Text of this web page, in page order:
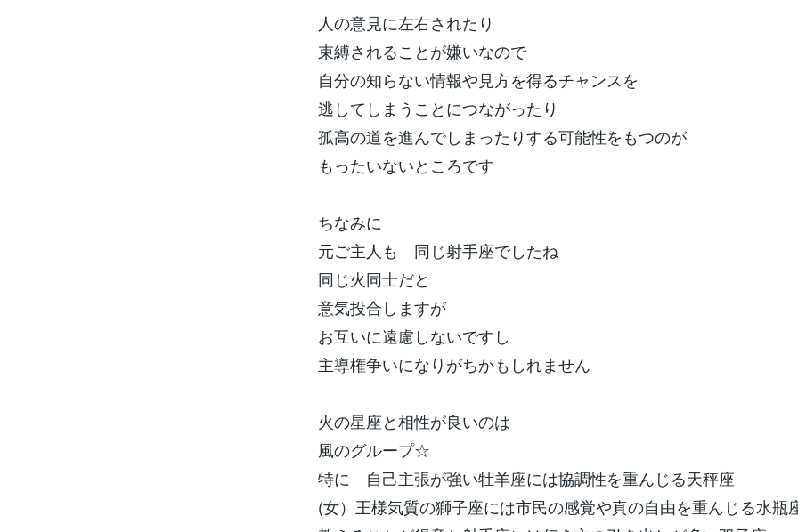
人の意見に左右されたり
束縛されることが嫌いなので
自分の知らない情報や見方を得るチャンスを
逃してしまうことにつながったり
孤高の道を進んでしまったりする可能性をもつのが
もったいないところです
ちなみに
元ご主人も 同じ射手座でしたね
同じ火同士だと
意気投合しますが
お互いに遠慮しないですし
主導権争いになりがちかもしれません
火の星座と相性が良いのは
風のグループ☆
特に 自己主張が強い牡羊座には協調性を重んじる天秤座
(女）王様気質の獅子座には市民の感覚や真の自由を重んじる水瓶